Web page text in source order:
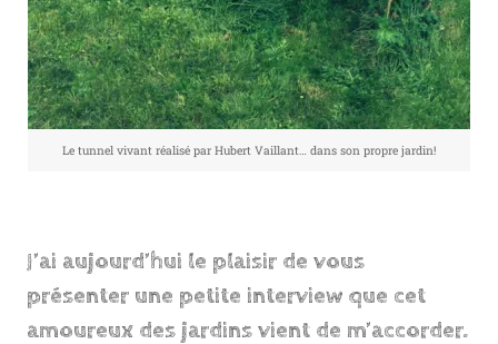
Le tunnel vivant réalisé par Hubert Vaillant… dans son propre jardin!
J’ai aujourd’hui le plaisir de vous
présenter une petite interview que cet
amoureux des jardins vient de m’accorder.